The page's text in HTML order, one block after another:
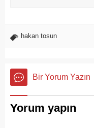
hakan tosun
Bir Yorum Yazın
Yorum yapın